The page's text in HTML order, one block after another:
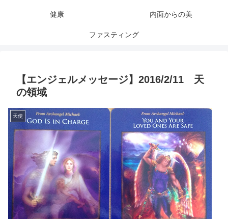
健康 内面からの美
ファスティング
【エンジェルメッセージ】2016/2/11 天
の領域
天使